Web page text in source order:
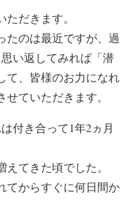
だきます。
たのは最近ですが、過
い返してみれば「潜
て、皆様のお力になれ
ていただきます。
付き合って1年2ヵ月
てきた頃でした。
てからすぐに何日間か